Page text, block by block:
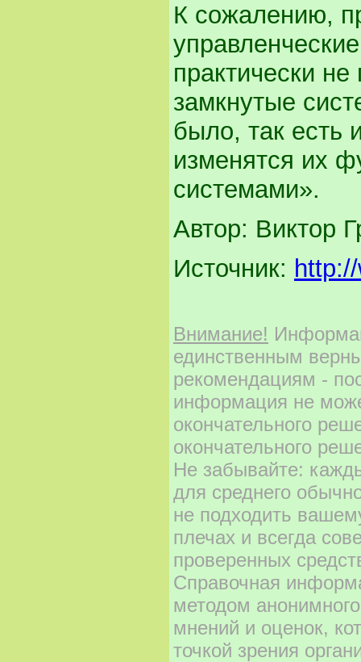
К сожалению,
практически
замкнутые
было, так есть
изменятся их
системами».
Автор: Виктор
Источник:
Внимание!
единственным
рекомендациям -
информация не
окончательного
окончательного
Не забывайте:
для среднего
не подходить
плечах и всегда
проверенных
Справочная
методом
мнений и оценок,
точкой зрения